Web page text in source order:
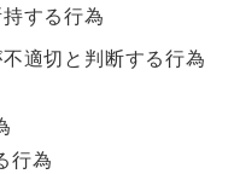
する行為
適切と判断する行為
行為